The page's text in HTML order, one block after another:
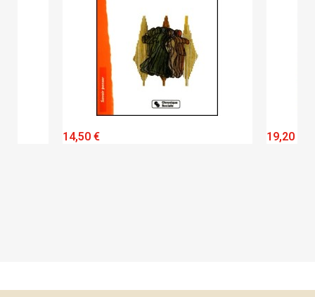
14,50 € 19,20 €